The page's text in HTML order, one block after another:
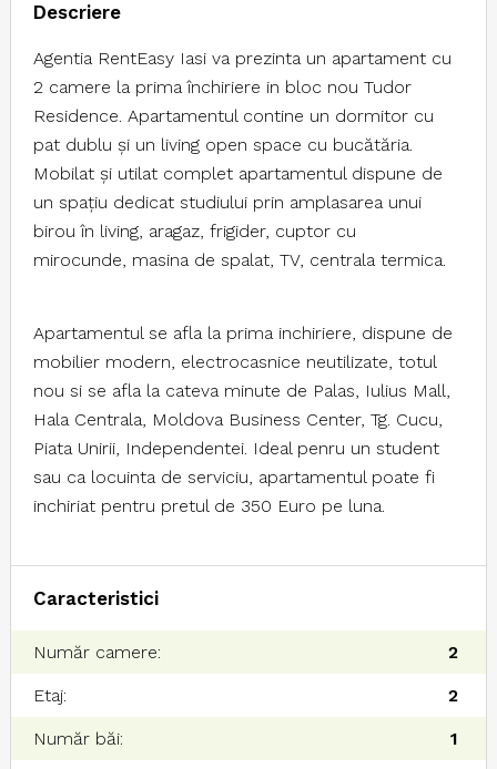
Descriere
Agentia RentEasy Iasi va prezinta un apartament cu
2 camere la prima închiriere in bloc nou Tudor
Residence. Apartamentul contine un dormitor cu
pat dublu și un living open space cu bucătăria.
Mobilat și utilat complet apartamentul dispune de
un spațiu dedicat studiului prin amplasarea unui
birou în living, aragaz, frigider, cuptor cu
mirocunde, masina de spalat, TV, centrala termica.
Apartamentul se afla la prima inchiriere, dispune de
mobilier modern, electrocasnice neutilizate, totul
nou si se afla la cateva minute de Palas, Iulius Mall,
Hala Centrala, Moldova Business Center, Tg. Cucu,
Piata Unirii, Independentei. Ideal penru un student
sau ca locuinta de serviciu, apartamentul poate fi
inchiriat pentru pretul de 350 Euro pe luna.
Caracteristici
Număr camere: 2
Etaj: 2
Număr băi: 1